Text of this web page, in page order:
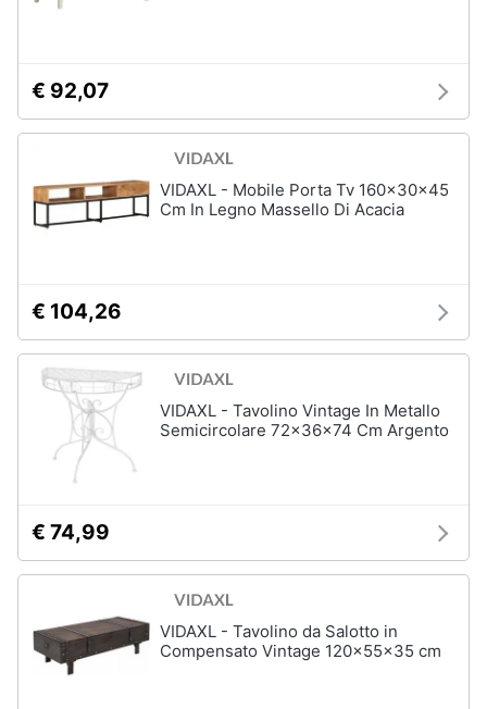
Tende
Materasso
matrimoniale
Vedi
tutti
Illuminazione
Philips
illuminazione
selction
Lampadari
Lampadari
sale
Vedi
€ 92,07
VIDAXL - Mobile Porta Tv 160x30x45
Cm In Legno Massello Di Acacia
€ 104,26
VIDAXL - Tavolino Vintage In Metallo
Semicircolare 72x36x74 Cm Argento
€ 74,99
VIDAXL - Tavolino da Salotto in
Compensato Vintage 120x55x35 cm